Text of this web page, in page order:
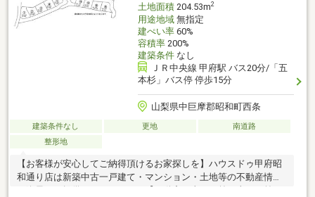
土地面積204.53m2
用途地域無指定
建ぺい率60%
容積率200%
建築条件なし
ＪＲ中央線 甲府駅 バス20分/「五
本杉」バス停 停歩15分
山梨県中巨摩郡昭和町西条
建築条件なし 更地
南道路
整形地
【お客様が安心してご納得頂けるお家探しを】ハウスドゥ甲府昭
和通り店は新築中古一戸建て・マンション・土地等の不動産情報
を逸早くご提供しております。【不動産の当たり前を当たり前に